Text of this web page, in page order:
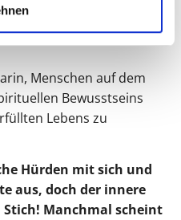
in Focusing-
Menschen auf dem
Bewusstseins
Lebens zu
Hürden mit sich und
aus, doch der innere
Manchmal scheint